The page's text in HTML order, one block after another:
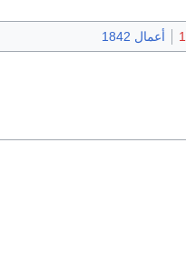
أعمال 1842